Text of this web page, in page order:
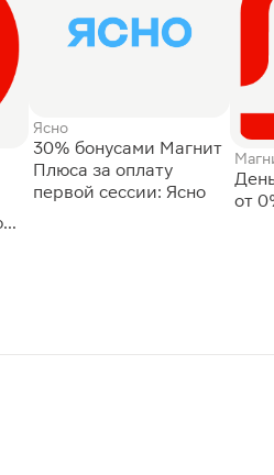
Ясно
30% бонусами Магнит
Плюса за оплату
первой сессии: Ясно
от